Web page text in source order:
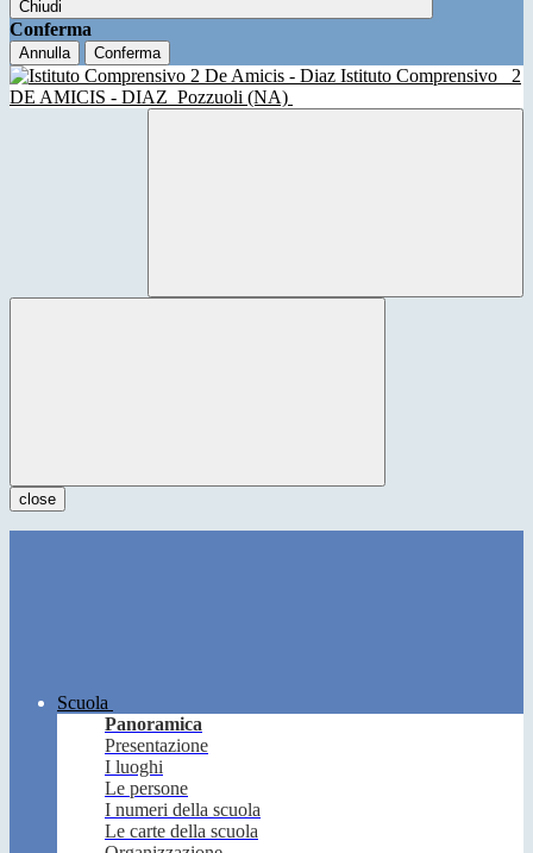
Chiudi
Conferma
Annulla Conferma
Istituto Comprensivo
2
DE AMICIS - DIAZ Pozzuoli (NA)
close
Scuola
Panoramica
Presentazione
I luoghi
Le persone
I numeri della scuola
Le carte della scuola